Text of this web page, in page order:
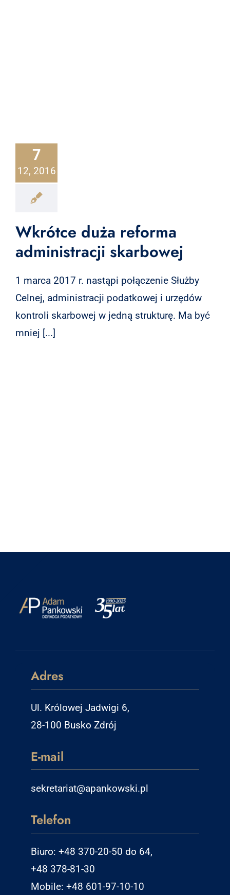
7
12, 2016
Wkrótce duża reforma
administracji skarbowej
1 marca 2017 r. nastąpi połączenie Służby
Celnej, administracji podatkowej i urzędów
kontroli skarbowej w jedną strukturę. Ma być
mniej [...]
Adres
Ul. Królowej Jadwigi 6,
28-100 Busko Zdrój
E-mail
sekretariat@apankowski.pl
Telefon
Biuro: +48 370-20-50 do 64,
+48 378-81-30
Mobile: +48 601-97-10-10